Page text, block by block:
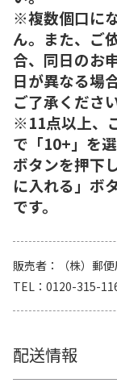
※複数個口に
ん。また、ご
合、同日のお
日が異なる場
ご了承ください
※11点以上、
で「10+」を
ボタンを押下
に入れる」ボ
です。
販売者
（株）郵
TEL
0120-315-
配送情報